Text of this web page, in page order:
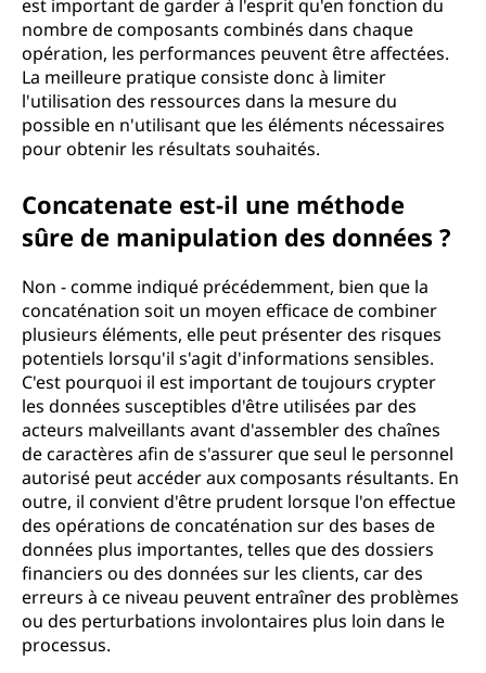
est important de garder à l'esprit qu'en fonction du
nombre de composants combinés dans chaque
opération, les performances peuvent être affectées.
La meilleure pratique consiste donc à limiter
l'utilisation des ressources dans la mesure du
possible en n'utilisant que les éléments nécessaires
pour obtenir les résultats souhaités.
Concatenate est-il une méthode
sûre de manipulation des données ?
Non - comme indiqué précédemment, bien que la
concaténation soit un moyen efficace de combiner
plusieurs éléments, elle peut présenter des risques
potentiels lorsqu'il s'agit d'informations sensibles.
C'est pourquoi il est important de toujours crypter
les données susceptibles d'être utilisées par des
acteurs malveillants avant d'assembler des chaînes
de caractères afin de s'assurer que seul le personnel
autorisé peut accéder aux composants résultants. En
outre, il convient d'être prudent lorsque l'on effectue
des opérations de concaténation sur des bases de
données plus importantes, telles que des dossiers
financiers ou des données sur les clients, car des
erreurs à ce niveau peuvent entraîner des problèmes
ou des perturbations involontaires plus loin dans le
processus.